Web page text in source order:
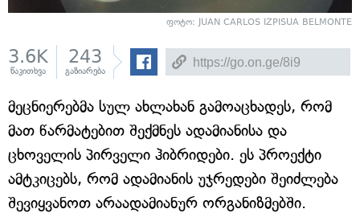
ფოტო: JUAN CARLOS IZPISUA BELMONTE
3.6K
წაკითხვა
243
გაზიარება
მეცნიერებმა სულ ახლახან გამოაცხადეს, რომ
მათ წარმატებით შექმნეს ადამიანისა და
ცხოველის პირველი ჰიბრიდები. ეს პროექტი
ამტკიცებს, რომ ადამიანის უჯრედები შეიძლება
შევიყვანოთ არაადამიანურ ორგანიზმებში.